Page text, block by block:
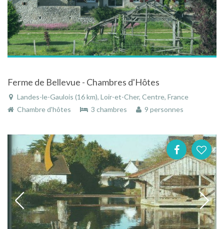
Ferme de Bellevue - Chambres d'Hôtes
Landes-le-Gaulois (16 km), Loir-et-Cher, Centre, France
Chambre d'hôtes
3 chambres 9 personnes